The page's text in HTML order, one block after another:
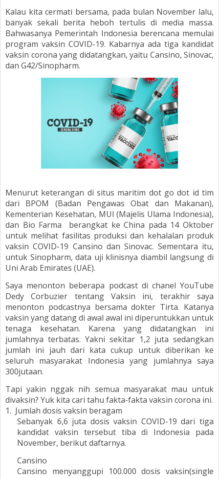
Kalau kita cermati bersama, pada bulan November lalu,
banyak sekali berita heboh tertulis di media massa.
Bahwasanya Pemerintah Indonesia berencana memulai
program vaksin COVID-19. Kabarnya ada tiga kandidat
vaksin corona yang didatangkan, yaitu Cansino, Sinovac,
dan G42/Sinopharm.
Menurut keterangan di situs maritim dot go dot id tim
dari BPOM (Badan Pengawas Obat dan Makanan),
Kementerian Kesehatan, MUI (Majelis Ulama Indonesia),
dan Bio Farma
berangkat ke China pada 14 Oktober
untuk melihat fasilitas produksi dan kehalalan produk
vaksin COVID-19 Cansino dan Sinovac. Sementara itu,
untuk Sinopharm, data uji klinisnya diambil langsung di
Uni Arab Emirates (UAE).
Saya menonton beberapa podcast di chanel YouTube
Dedy Corbuzier tentang Vaksin ini, terakhir saya
menonton podcastnya bersama dokter Tirta. Katanya
vaksin yang datang di awal awal ini diperuntukkan untuk
tenaga kesehatan. Karena yang didatangkan ini
jumlahnya terbatas. Yakni sekitar 1,2 juta sedangkan
jumlah ini jauh dari kata cukup untuk diberikan ke
seluruh masyarakat Indonesia yang jumlahnya saya
300jutaan.
Tapi yakin nggak nih semua masyarakat mau untuk
divaksin? Yuk kita cari tahu fakta-fakta vaksin corona ini.
1. Jumlah dosis vaksin beragam
Sebanyak 6,6 juta dosis vaksin COVID-19 dari tiga
kandidat vaksin tersebut tiba di Indonesia pada
November, berikut daftarnya.
Cansino
Cansino menyanggupi 100.000 dosis vaksin(single